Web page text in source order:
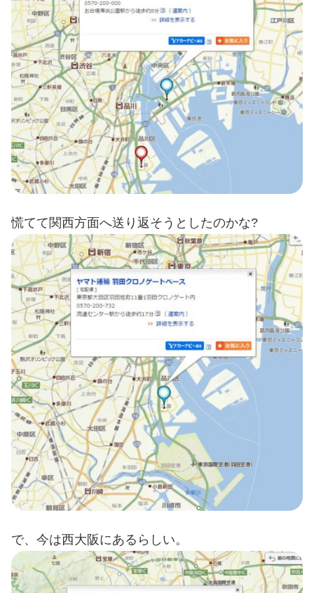
慌てて関西方面へ送り返そうとしたのかな?
で、今は西大阪にあるらしい。